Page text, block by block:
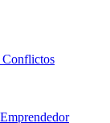
Conflictos